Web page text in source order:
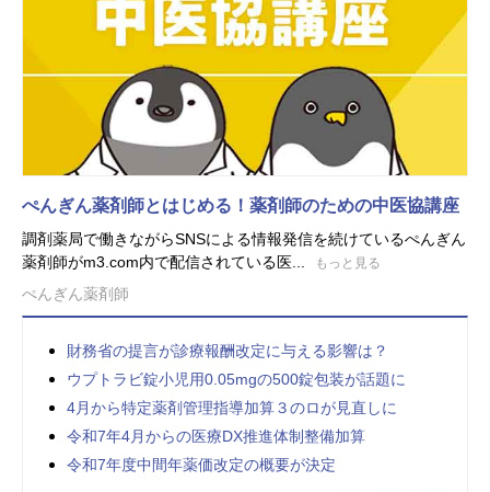
ぺんぎん薬剤師とはじめる！薬剤師のための中医協講座
調剤薬局で働きながらSNSによる情報発信を続けているぺんぎん
薬剤師がm3.com内で配信されている医...
もっと見る
ぺんぎん薬剤師
財務省の提言が診療報酬改定に与える影響は？
ウプトラビ錠小児用0.05mgの500錠包装が話題に
4月から特定薬剤管理指導加算３のロが見直しに
令和7年4月からの医療DX推進体制整備加算
令和7年度中間年薬価改定の概要が決定